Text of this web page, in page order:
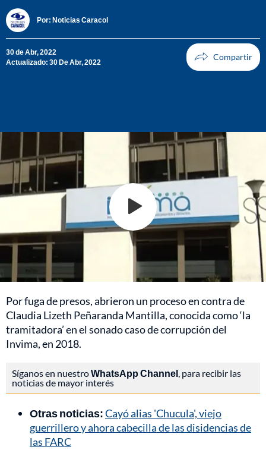
Por: Noticias Caracol
30 de Abr, 2022
Actualizado: 30 De Abr, 2022
Por fuga de presos, abrieron un proceso en contra de
Claudia Lizeth Peñaranda Mantilla, conocida como ‘la
tramitadora’ en el sonado caso de corrupción del
Invima, en 2018.
Síganos en nuestroWhatsApp Channel , para recibir las
noticias de mayor interés
Otras noticias:Cayó alias 'Chucula', viejo
guerrillero y ahora cabecilla de las disidencias de
las FARC